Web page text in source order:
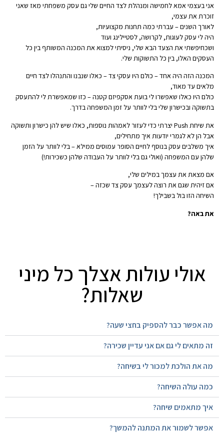
אני בעצמי אמא לחמישה ומנהלת לצד החיים שלי גם עסק משפחתי מאז שאני
זוכרת את עצמי,
לאורך השנים – עברתי כמה תחנות מקצועיות,
היה לי עסק לעוגות, לקרושה, לסטיילינג ועוד
ושכחיפשתי את הצעד הבא שלי, ניסיתי למצוא את המכנה המשותף בין כל
העסקים האלו, בין כל התשוקות שלי.
המכנה הזה היה אחד – כולם היו עסקי צד – כאלו שנבנו והתנהלו לצד חיים
מלאים עד מאוד,
כולם היו כאלו שאפשרו לי בועת אסקפיזם קטנה – כזו שמאפשרת לי להתעסק
בתשוקה ובכישרון שלי בלי לוותר על זמן המשפחה בדרך.
את שיחת Push יצרתי כדי לעזור לאמהות נוספות, כאלו שיש להן כישרון ותשוקה
אבל הן לא לגמרי יודעות איך מתחילים,
איך משלבים עסק בנוסף לחיים הסופר עמוסים ממילא – בלי לוותר על הזמן
שלהן עם המשפחה (ואולי גם בלי לוותר על העבודה שלהן כשכירות!)
אם מצאת את עצמך במילים שלי,
אם זיהית שגם את רוצה לעצמך עסק צד שכזה –
השיחה הזו בול בשבילך!
את באה?
אולי עולות אצלך כל מיני
שאלות?
מה אפשר כבר להספיק בחצי שעה?
זה מתאים לי גם אם אני עדיין שכירה?
מה את הולכת למכור לי בשיחה?
כמה עולה השיחה?
איך מתאמים שיחה?
אפשר לשמור את המתנה להמשך?